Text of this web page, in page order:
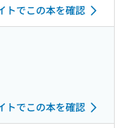
トでこの本を確認
トでこの本を確認